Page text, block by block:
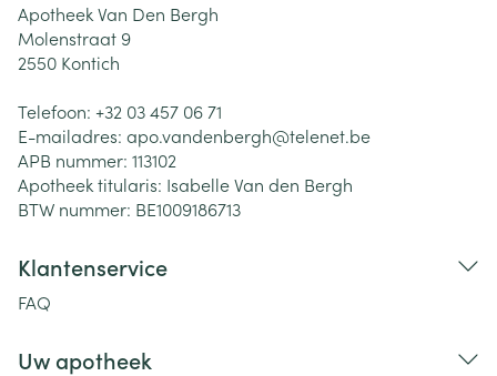
Apotheek Van Den Bergh
Molenstraat 9
2550 Kontich
Telefoon: +32 03 457 06 71
E-mailadres: apo.vandenbergh@telenet.be
APB nummer: 113102
Apotheek titularis: Isabelle Van den Bergh
BTW nummer: BE1009186713
Klantenservice
FAQ
Uw apotheek